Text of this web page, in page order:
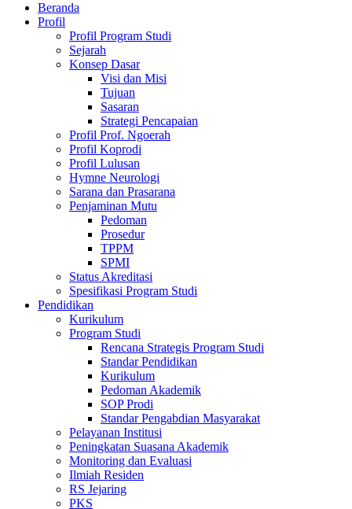
Beranda
Profil
Profil Program Studi
Sejarah
Konsep Dasar
Visi dan Misi
Tujuan
Sasaran
Strategi Pencapaian
Profil Prof. Ngoerah
Profil Koprodi
Profil Lulusan
Hymne Neurologi
Sarana dan Prasarana
Penjaminan Mutu
Pedoman
Prosedur
TPPM
SPMI
Status Akreditasi
Spesifikasi Program Studi
Pendidikan
Kurikulum
Program Studi
Rencana Strategis Program Studi
Standar Pendidikan
Kurikulum
Pedoman Akademik
SOP Prodi
Standar Pengabdian Masyarakat
Pelayanan Institusi
Peningkatan Suasana Akademik
Monitoring dan Evaluasi
Ilmiah Residen
RS Jejaring
PKS